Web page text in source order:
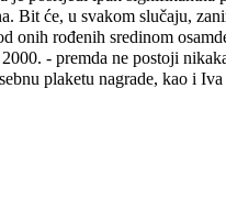
Bit će, u svakom slučaju,
rođenih sredinom
- premda ne postoji
plaketu nagrade, kao i